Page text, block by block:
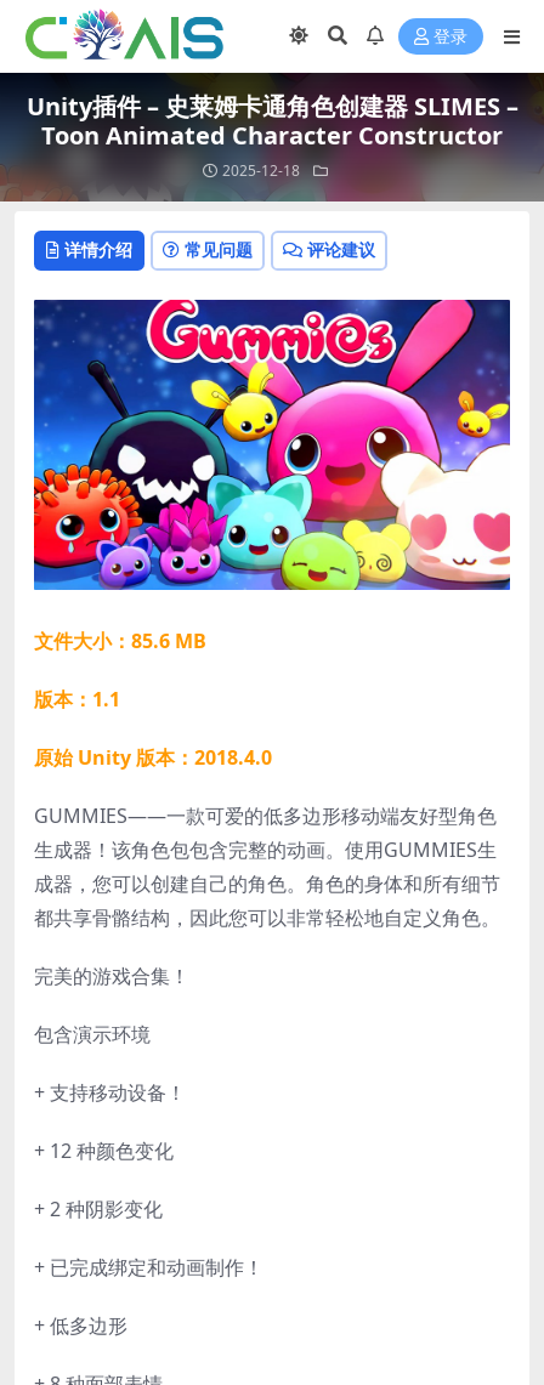
登录
Unity插件 – 史莱姆卡通角色创建器 SLIMES –
Toon Animated Character Constructor
2025-12-18
详情介绍 常见问题 评论建议
文件大小：85.6 MB
版本：1.1
原始 Unity 版本：2018.4.0
GUMMIES——一款可爱的低多边形移动端友好型角色
生成器！该角色包包含完整的动画。使用GUMMIES生
成器，您可以创建自己的角色。角色的身体和所有细节
都共享骨骼结构，因此您可以非常轻松地自定义角色。
完美的游戏合集！
包含演示环境
+ 支持移动设备！
+ 12 种颜色变化
+ 2 种阴影变化
+ 已完成绑定和动画制作！
+ 低多边形